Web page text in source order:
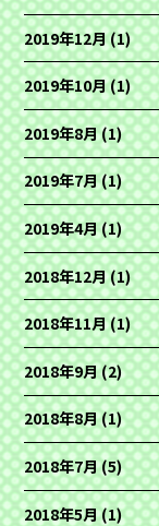
2019年12月(1)
2019年10月(1)
2019年8月(1)
2019年7月(1)
2019年4月(1)
2018年12月(1)
2018年11月(1)
2018年9月(2)
2018年8月(1)
2018年7月(5)
2018年5月(1)